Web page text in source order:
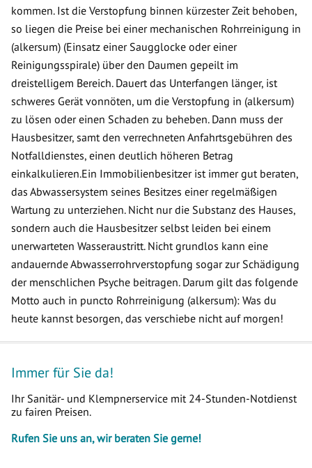
kommen. Ist die Verstopfung binnen kürzester Zeit behoben,
so liegen die Preise bei einer mechanischen Rohrreinigung in
(alkersum) (Einsatz einer Saugglocke oder einer
Reinigungsspirale) über den Daumen gepeilt im
dreistelligem Bereich. Dauert das Unterfangen länger, ist
schweres Gerät vonnöten, um die Verstopfung in (alkersum)
zu lösen oder einen Schaden zu beheben. Dann muss der
Hausbesitzer, samt den verrechneten Anfahrtsgebühren des
Notfalldienstes, einen deutlich höheren Betrag
einkalkulieren.Ein Immobilienbesitzer ist immer gut beraten,
das Abwassersystem seines Besitzes einer regelmäßigen
Wartung zu unterziehen. Nicht nur die Substanz des Hauses,
sondern auch die Hausbesitzer selbst leiden bei einem
unerwarteten Wasseraustritt. Nicht grundlos kann eine
andauernde Abwasserrohrverstopfung sogar zur Schädigung
der menschlichen Psyche beitragen. Darum gilt das folgende
Motto auch in puncto Rohrreinigung (alkersum): Was du
heute kannst besorgen, das verschiebe nicht auf morgen!
Immer für Sie da!
Ihr Sanitär- und Klempnerservice mit 24-Stunden-Notdienst
zu fairen Preisen.
Rufen Sie uns an, wir beraten Sie gerne!